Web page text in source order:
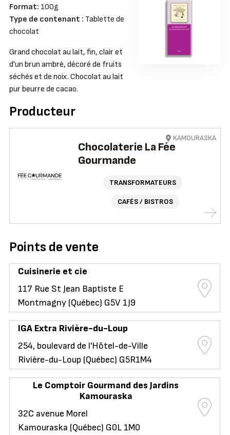
Format: 100g
Type de contenant : Tablette de
chocolat
Grand chocolat au lait, fin, clair et
d'un brun ambré, décoré de fruits
séchés et de noix. Chocolat au lait
pur beurre de cacao.
Producteur
Chocolaterie La Fée
Gourmande
TRANSFORMATEURS
CAFÉS / BISTROS
KAMOURASKA
Points de vente
Cuisinerie et cie
117 Rue St Jean Baptiste E
Montmagny (Québec) G5V 1J9
IGA Extra Rivière-du-Loup
254, boulevard de l'Hôtel-de-Ville
Rivière-du-Loup (Québec) G5R1M4
Le Comptoir Gourmand des Jardins
Kamouraska
32C avenue Morel
Kamouraska (Québec) G0L 1M0